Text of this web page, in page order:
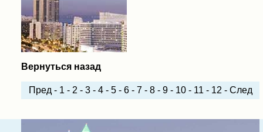
Вернуться назад
Пред - 1 - 2 - 3- 4- 5- 6- 7- 8- 9- 10- 11 - 12 - След